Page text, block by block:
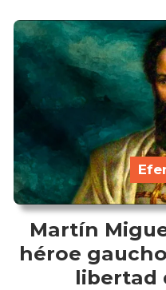
Martín
héroe
libertad